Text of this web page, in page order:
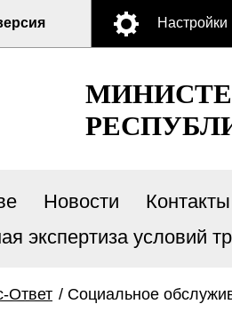
Настройки
Новости
Контакты
экспертиза условий
Ответ / Социальное